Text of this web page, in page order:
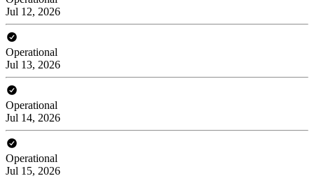
Jul 12, 2026
Operational
Jul 13, 2026
Operational
Jul 14, 2026
Operational
Jul 15, 2026